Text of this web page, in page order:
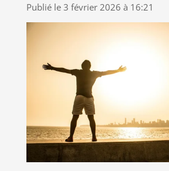
Publié le 3 février 2026 à 16:21